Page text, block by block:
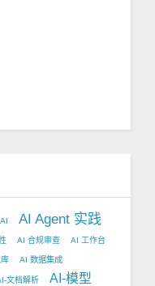
AI AI Agent 实践
AI 合规审查 AI 工作台
AI 数据集成
文档解析 AI-模型